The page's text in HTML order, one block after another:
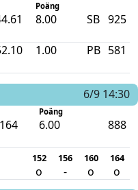
Poäng
8.00 SB 925
1.00 PB 581
6/9 14:30
Poäng
164 6.00 888
152 156 160 164
o - o o